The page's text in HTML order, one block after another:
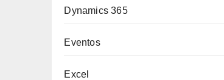
Dynamics 365
Eventos
Excel